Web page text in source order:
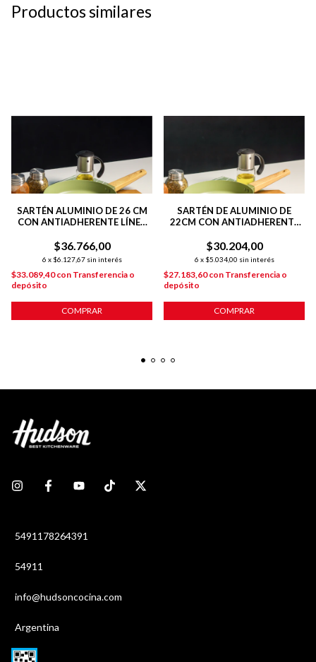
Productos similares
SARTÉN ALUMINIO DE 26 CM
CON ANTIADHERENTE LÍNEA
$36.766,00
6 x $6.127,67 sin interés
$33.089,40con Transferencia o
depósito
COMPRAR
SARTÉN DE ALUMINIO DE
22CM CON ANTIADHERENTE
$30.204,00
6 x $5.034,00 sin interés
$27.183,60con Transferencia o
depósito
COMPRAR
5491178264391
54911
info@hudsoncocina.com
Argentina